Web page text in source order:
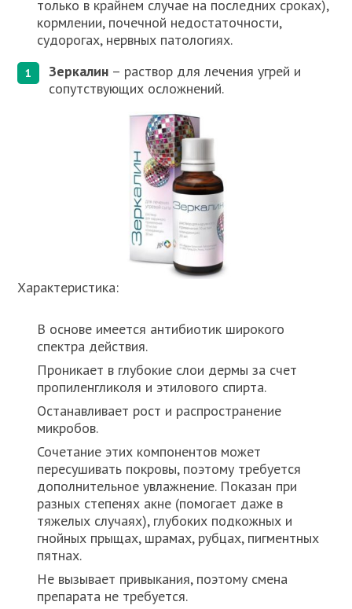
только в крайнем случае на последних сроках),
кормлении, почечной недостаточности,
судорогах, нервных патологиях.
Зеркалин – раствор для лечения угрей и
сопутствующих осложнений.
Характеристика:
В основе имеется антибиотик широкого
спектра действия.
Проникает в глубокие слои дермы за счет
пропиленгликоля и этилового спирта.
Останавливает рост и распространение
микробов.
Сочетание этих компонентов может
пересушивать покровы, поэтому требуется
дополнительное увлажнение. Показан при
разных степенях акне (помогает даже в
тяжелых случаях), глубоких подкожных и
гнойных прыщах, шрамах, рубцах, пигментных
пятнах.
Не вызывает привыкания, поэтому смена
препарата не требуется.